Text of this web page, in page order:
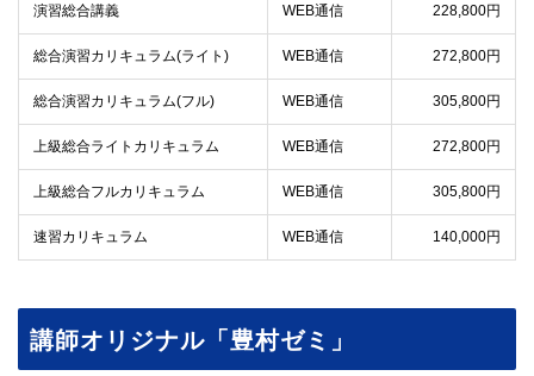
演習総合講義 WEB通信 228,800円
総合演習カリキュラム(ライト) WEB通信 272,800円
総合演習カリキュラム(フル) WEB通信 305,800円
上級総合ライトカリキュラム WEB通信 272,800円
上級総合フルカリキュラム WEB通信 305,800円
速習カリキュラム WEB通信 140,000円
講師オリジナル「豊村ゼミ」